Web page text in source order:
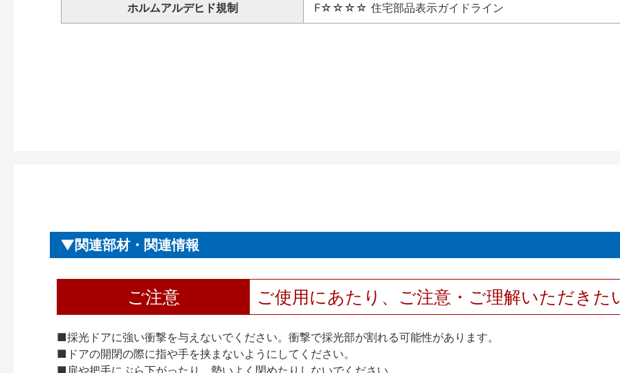
ホルムアルデヒド規制 F☆☆☆☆ 住宅部品表示ガイドライン
関連部材・関連情報
ご注意 ご使用にあたり、ご注意・ご理解いただきた
■採光ドアに強い衝撃を与えないでください。衝撃で採光部が割れる可能性があります。
■ドアの開閉の際に指や手を挟まないようにしてください。
■扉や把手にぶら下がったり、勢いよく閉めたりしないでください。